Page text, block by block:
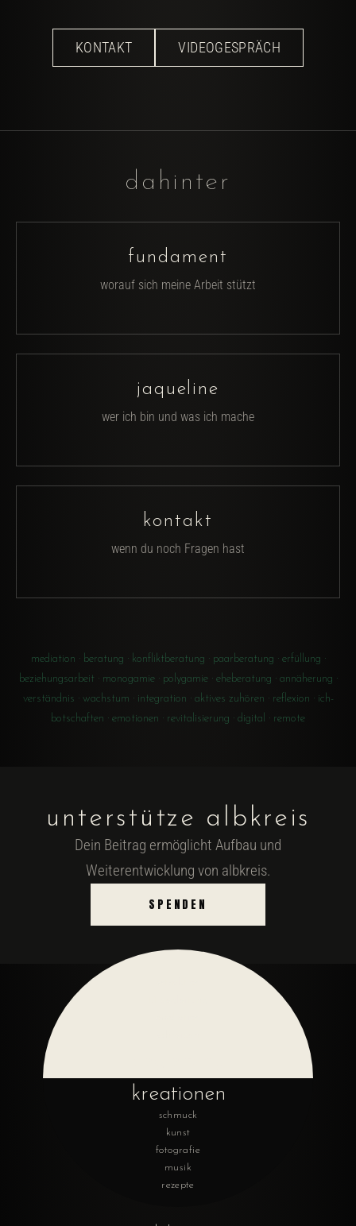
KONTAKT VIDEOGESPRÄCH
dahinter
fundament
worauf sich meine Arbeit stützt
jaqueline
wer ich bin und was ich mache
kontakt
wenn du noch Fragen hast
mediation · beratung · konfliktberatung · paarberatung · erfüllung ·
beziehungsarbeit · monogamie · polygamie · eheberatung · annäherung ·
verständnis · wachstum · integration · aktives zuhören · reflexion · ich-
botschaften · emotionen · revitalisierung · digital · remote
unterstütze albkreis
Dein Beitrag ermöglicht Aufbau und
Weiterentwicklung von albkreis.
SPENDEN
kreationen
schmuck
kunst
fotografie
musik
rezepte